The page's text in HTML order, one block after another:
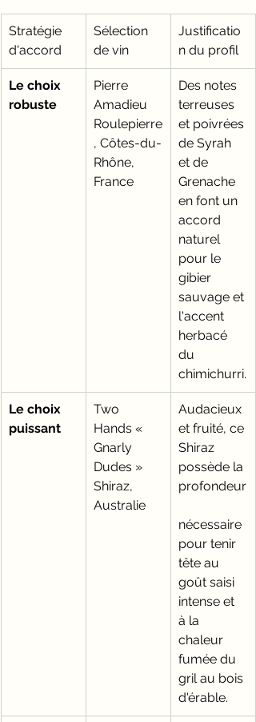
Stratégie
d'accord
Sélection
de vin
Justificatio
n du profil
Le choix
robuste
Pierre
Amadieu
Roulepierre
, Côtes-du-
Rhône,
France
Des notes
terreuses
et poivrées
de Syrah
et de
Grenache
en font un
accord
naturel
pour le
gibier
sauvage et
l'accent
herbacé
du
chimichurri.
Le choix
puissant
Two
Hands «
Gnarly
Dudes »
Shiraz,
Australie
Audacieux
et fruité, ce
Shiraz
possède la
profondeur
nécessaire
pour tenir
tête au
goût saisi
intense et
à la
chaleur
fumée du
gril au bois
d'érable.